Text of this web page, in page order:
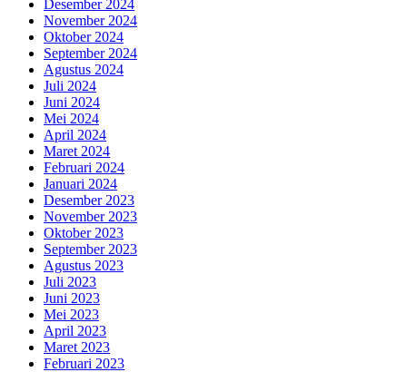
Desember 2024
November 2024
Oktober 2024
September 2024
Agustus 2024
Juli 2024
Juni 2024
Mei 2024
April 2024
Maret 2024
Februari 2024
Januari 2024
Desember 2023
November 2023
Oktober 2023
September 2023
Agustus 2023
Juli 2023
Juni 2023
Mei 2023
April 2023
Maret 2023
Februari 2023